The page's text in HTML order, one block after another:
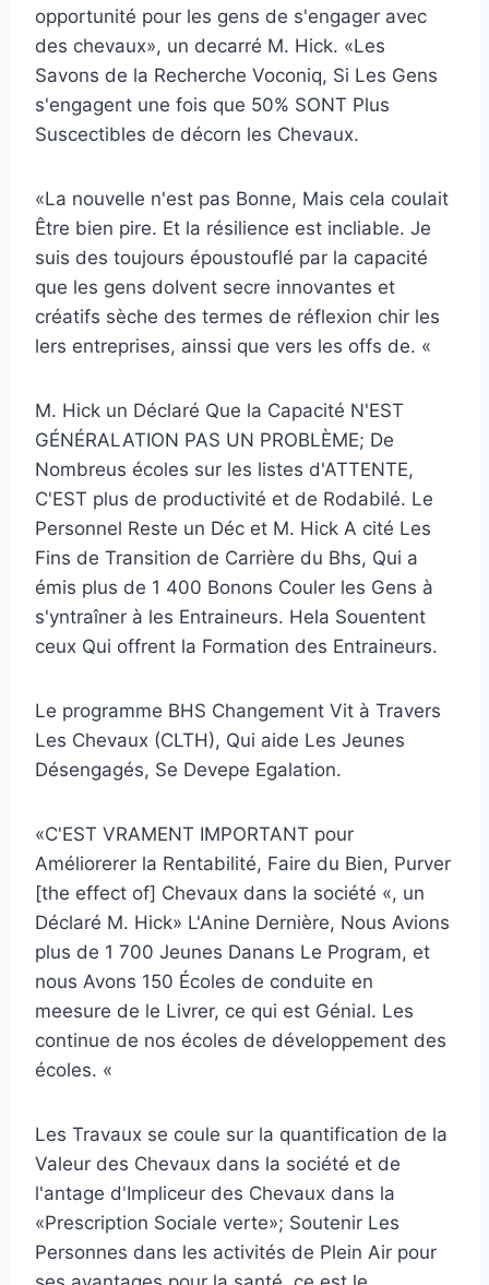
opportunité pour les gens de s'engager avec
des chevaux», un decarré M. Hick. «Les
Savons de la Recherche Voconiq, Si Les Gens
s'engagent une fois que 50% SONT Plus
Suscectibles de décorn les Chevaux.
«La nouvelle n'est pas Bonne, Mais cela coulait
Être bien pire. Et la résilience est incliable. Je
suis des toujours époustouflé par la capacité
que les gens doIvent secre innovantes et
créatifs sèche des termes de réflexion chir les
lers entreprises, ainssi que vers les offs de. «
M. Hick un Déclaré Que la Capacité N'EST
GÉNÉRALATION PAS UN PROBLÈME; De
Nombreus écoles sur les listes d'ATTENTE,
C'EST plus de productivité et de Rodabilé. Le
Personnel Reste un Déc et M. Hick A cité Les
Fins de Transition de Carrière du Bhs, Qui a
émis plus de 1 400 Bonons Couler les Gens à
s'yntraîner à les Entraineurs. Hela Souentent
ceux Qui offrent la Formation des Entraineurs.
Le programme BHS Changement Vit à Travers
Les Chevaux (CLTH), Qui aide Les Jeunes
Désengagés, Se Devepe Egalation.
«C'EST VRAMENT IMPORTANT pour
Améliorerer la Rentabilité, Faire du Bien, Purver
[the effect of] Chevaux dans la société «, un
Déclaré M. Hick» L'Anine Dernière, Nous Avions
plus de 1 700 Jeunes Danans Le Program, et
nous Avons 150 Écoles de conduite en
meesure de le Livrer, ce qui est Génial. Les
continue de nos écoles de développement des
écoles. «
Les Travaux se coule sur la quantification de la
Valeur des Chevaux dans la société et de
l'antage d'Impliceur des Chevaux dans la
«Prescription Sociale verte»; Soutenir Les
Personnes dans les activités de Plein Air pour